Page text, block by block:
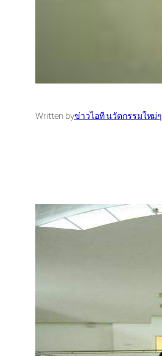
Written byข่าวไอที นวัตกรรมใหม่ๆ